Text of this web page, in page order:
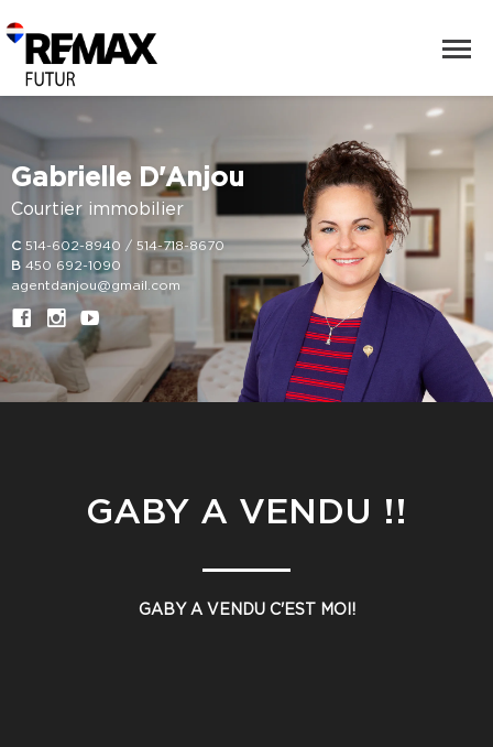
Gabrielle D'Anjou
Courtier immobilier
C 514-602-8940 / 514-718-8670
B 450 692-1090
agentdanjou@gmail.com
GABY A VENDU !!
GABY A VENDU C'EST MOI!